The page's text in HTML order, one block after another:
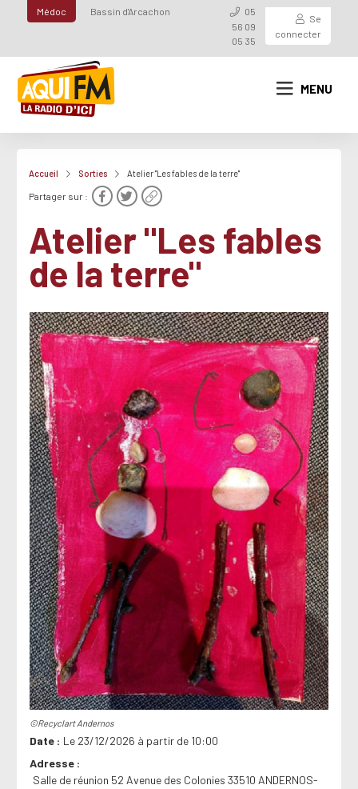
Médoc Bassin d'Arcachon
05
56 09
05 35
Se
connecter
MENU
Accueil Sorties Atelier "Les fables de la terre"
Partager sur :
Atelier "Les fables
de la terre"
©Recyclart Andernos
Date
Le 23/12/2026 à partir de 10:00
Adresse
Salle de réunion 52 Avenue des Colonies 33510 ANDERNOS-